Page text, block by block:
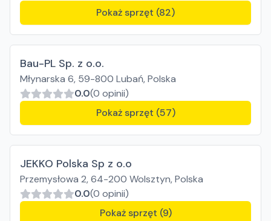
Pokaż sprzęt (82)
Bau-PL Sp. z o.o.
Młynarska 6, 59-800 Lubań, Polska
0.0(0 opinii)
Pokaż sprzęt (57)
JEKKO Polska Sp z o.o
Przemysłowa 2, 64-200 Wolsztyn, Polska
0.0(0 opinii)
Pokaż sprzęt (9)